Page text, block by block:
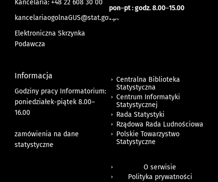
Kancelaria: +48 22 608 30 00
kancelariaogolnaGUS@stat.gov.pl
Elektroniczna Skrzynka
Podawcza
pon–pt : godz. 8.00–15.00
Informacja
Godziny pracy Informatorium:
poniedziałek-piątek 8.00–
16.00
zamówienia na dane
statystyczne
Centralna Biblioteka
Statystyczna
Centrum Informatyki
Statystycznej
Rada Statystyki
Rządowa Rada Ludnościowa
Polskie Towarzystwo
Statystyczne
O serwisie
Polityka prywatności